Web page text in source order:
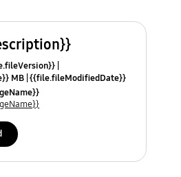
MB {{file.fileModifiedDate}}